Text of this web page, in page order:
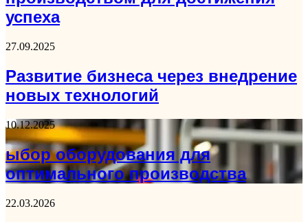
успеха
27.09.2025
Развитие бизнеса через внедрение
новых технологий
10.12.2025
ыбор оборудования для
оптимального производства
22.03.2026